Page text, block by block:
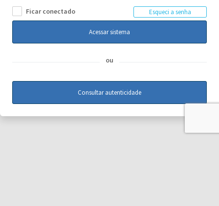
Ficar conectado Esqueci a senha
Acessar sistema
ou
Consultar autenticidade